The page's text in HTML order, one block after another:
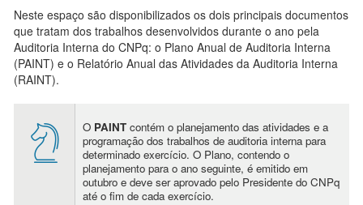
Neste espaço são disponibilizados os dois principais documentos
que tratam dos trabalhos desenvolvidos durante o ano pela
Auditoria Interna do CNPq: o Plano Anual de Auditoria Interna
(PAINT) e o Relatório Anual das Atividades da Auditoria Interna
(RAINT).
O PAINT contém o planejamento das atividades e a
programação dos trabalhos de auditoria interna para
determinado exercício. O Plano, contendo o
planejamento para o ano seguinte, é emitido em
outubro e deve ser aprovado pelo Presidente do CNPq
até o fim de cada exercício.